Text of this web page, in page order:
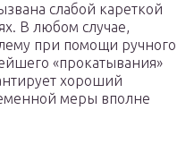
слабой кареткой
В любом случае,
при помощи ручного
«прокатывания»
хороший
меры вполне